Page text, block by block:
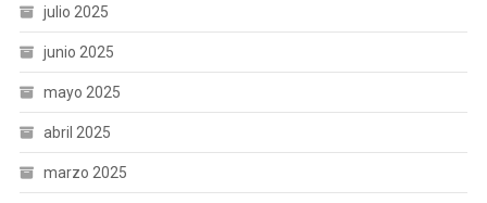
julio 2025
junio 2025
mayo 2025
abril 2025
marzo 2025